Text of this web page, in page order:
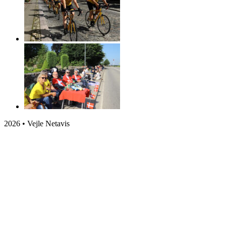
2026 • Vejle Netavis